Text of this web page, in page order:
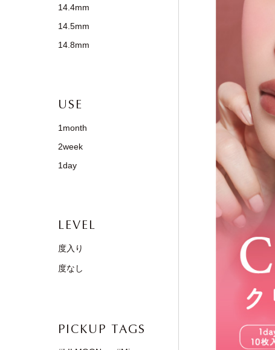
14.4mm
14.5mm
14.8mm
USE
1month
2week
1day
LEVEL
度入り
度なし
PICKUP TAGS